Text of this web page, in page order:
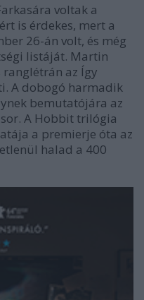
voltak a
is érdekes, mert a
26-án volt, és még
listáját. Martin
ranglétrán az Így
A dobogó harmadik
bemutatójára az
A Hobbit trilógia
a premierje óta az
halad a 400